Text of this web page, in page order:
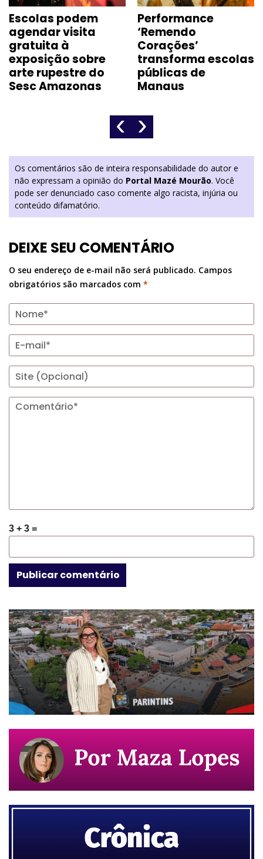
Escolas podem
agendar visita
gratuita à
exposição sobre
arte rupestre do
Sesc Amazonas
Performance
‘Remendo
Corações’
transforma escolas
públicas de
Manaus
‹ ›
Os comentários são de inteira responsabilidade do autor e
não expressam a opinião do Portal Mazé Mourão. Você
pode ser denunciado caso comente algo racista, injúria ou
conteúdo difamatório.
DEIXE SEU COMENTÁRIO
O seu endereço de e-mail não será publicado. Campos
obrigatórios são marcados com *
3 + 3 =